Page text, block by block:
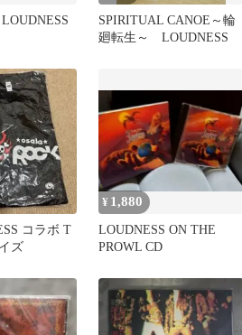
SPIRITUAL CANOE～輪
廻転生～ LOUDNESS
コラボ T
ズ
¥ 1,880
LOUDNESS ON THE
PROWL CD